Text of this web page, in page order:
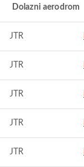
Dolazni aerodrom
JTR
JTR
JTR
JTR
JTR